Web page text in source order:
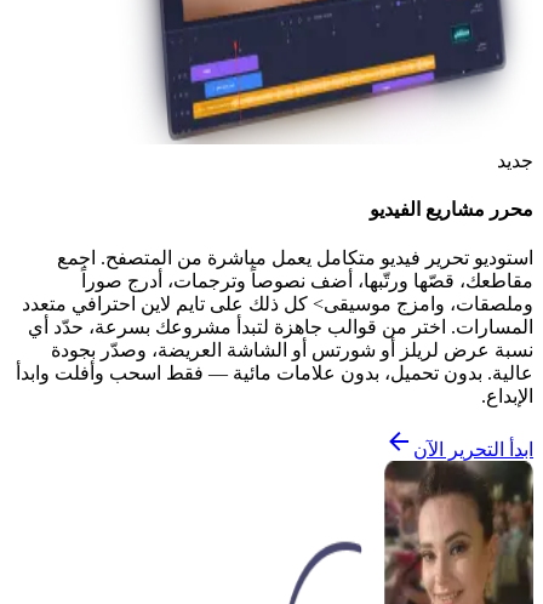
جديد
محرر مشاريع الفيديو
استوديو تحرير فيديو متكامل يعمل مباشرة من المتصفح. اجمع
مقاطعك، قصّها ورتّبها، أضف نصوصاً وترجمات، أدرج صوراً
وملصقات، وامزج موسيقى> كل ذلك على تايم لاين احترافي متعدد
المسارات. اختر من قوالب جاهزة لتبدأ مشروعك بسرعة، حدّد أي
نسبة عرض لريلز أو شورتس أو الشاشة العريضة، وصدّر بجودة
عالية. بدون تحميل، بدون علامات مائية — فقط اسحب وأفلت وابدأ
الإبداع.
ابدأ التحرير الآن